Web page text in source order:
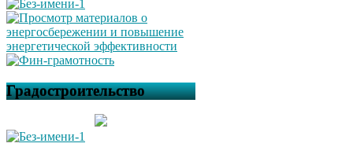
Градостроительство